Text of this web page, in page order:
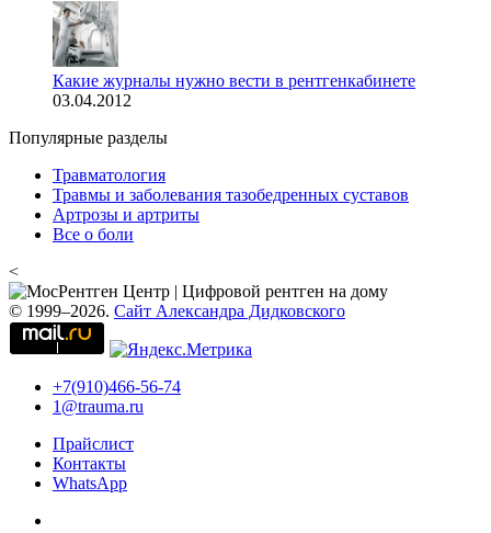
Какие журналы нужно вести в рентгенкабинете
03.04.2012
Популярные разделы
Травматология
Травмы и заболевания тазобедренных суставов
Артрозы и артриты
Все о боли
<
© 1999–2026. Сайт Александра Дидковского
+7(910)466-56-74
1@trauma.ru
Прайслист
Контакты
WhatsApp